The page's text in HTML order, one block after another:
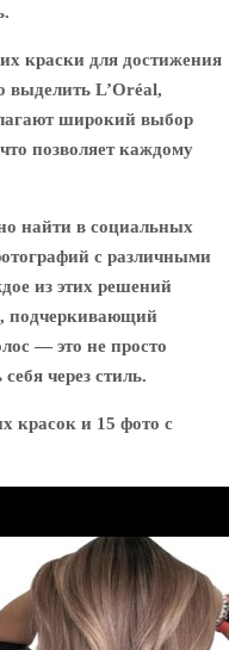
краски для достижения
выделить L’Oréal,
широкий выбор
позволяет каждому
найти в социальных
с различными
из этих решений
подчеркивающий
— это не просто
через стиль.